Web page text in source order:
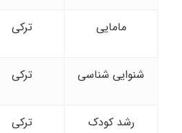
مامایی ترکی
شنوایی شناسی ترکی
رشد کودک ترکی